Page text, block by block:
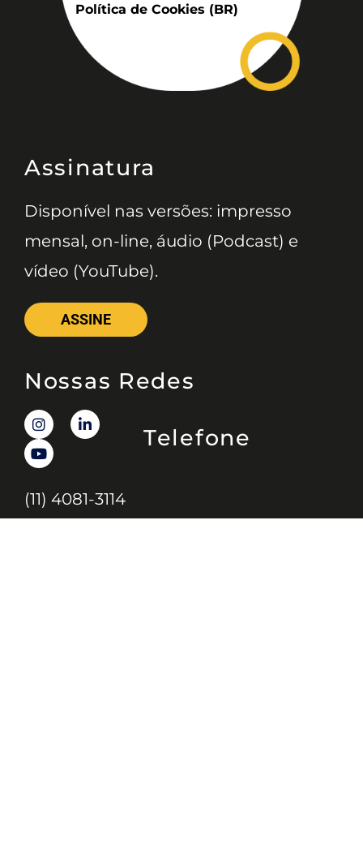
Política de Cookies (BR)
Assinatura
Disponível nas versões: impresso
mensal, on-line, áudio (Podcast) e
vídeo (YouTube).
ASSINE
Nossas Redes
Telefone
(11) 4081-3114